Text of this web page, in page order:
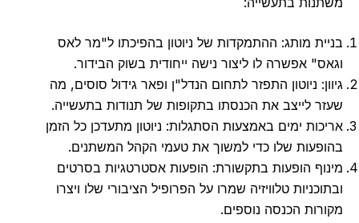
מותג: ההתמקדות של ניוטון בהפיכתו ל"מר לאס
אפשרה לו ליצור נישה ייחודית בשוק הבידור.
ניוטון התפזר לתחום הנדל"ן ופאר גידול סוסים, מה
לייצב את הכנסתו בתקופות של תנודות בתעשייה.
ימים באמצעות הסתגלות: ניוטון מתעדכן כל הזמן
שלו כדי למשוך את טעמי הקהל המשתנים.
הופעות בתקשורת: הופעות אסטרטגיות בסרטים
טלוויזיה שמרו על הפרופיל הציבורי שלו ויצרו
הכנסה נוספים.